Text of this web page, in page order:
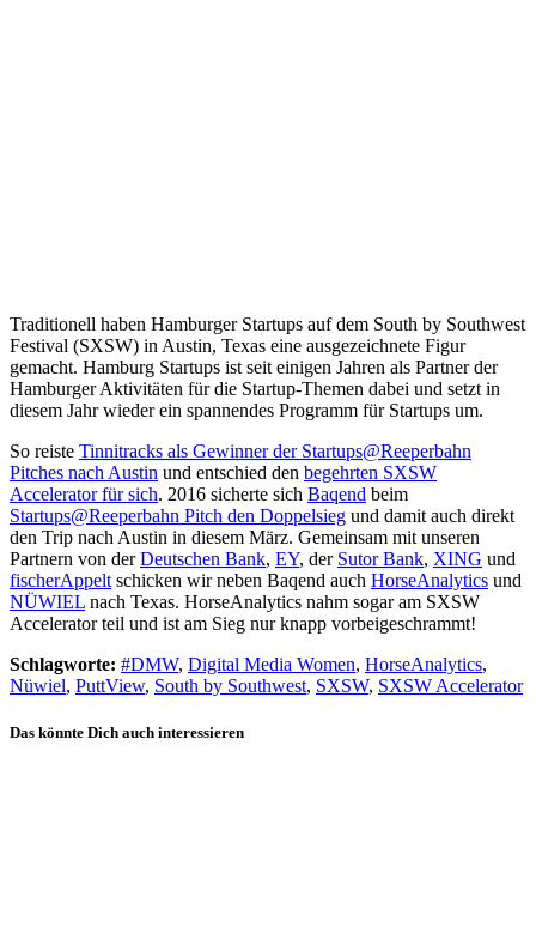
Traditionell haben Hamburger Startups auf dem South by Southwest
Festival (SXSW) in Austin, Texas eine ausgezeichnete Figur
gemacht. Hamburg Startups ist seit einigen Jahren als Partner der
Hamburger Aktivitäten für die Startup-Themen dabei und setzt in
diesem Jahr wieder ein spannendes Programm für Startups um.
So reiste Tinnitracks als Gewinner der Startups@Reeperbahn
Pitches nach Austin und entschied den begehrten SXSW
Accelerator für sich. 2016 sicherte sich Baqend beim
Startups@Reeperbahn Pitch den Doppelsieg und damit auch direkt
den Trip nach Austin in diesem März. Gemeinsam mit unseren
Partnern von derDeutschen Bank, EY, der Sutor Bank, XING und
fischerAppelt schicken wir neben Baqend auch HorseAnalytics und
NÜWIEL nach Texas. HorseAnalytics nahm sogar am SXSW
Accelerator teil und ist am Sieg nur knapp vorbeigeschrammt!
Schlagworte: #DMW, Digital Media Women, HorseAnalytics,
Nüwiel, PuttView, South by Southwest, SXSW, SXSW Accelerator
Das könnte Dich auch interessieren